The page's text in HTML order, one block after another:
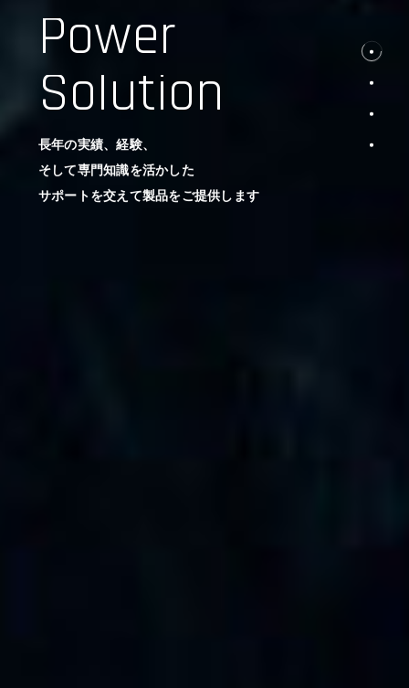
Power
Solution
長年の実績、経験、
そして専門知識を活かした
サポートを交えて製品をご提供します